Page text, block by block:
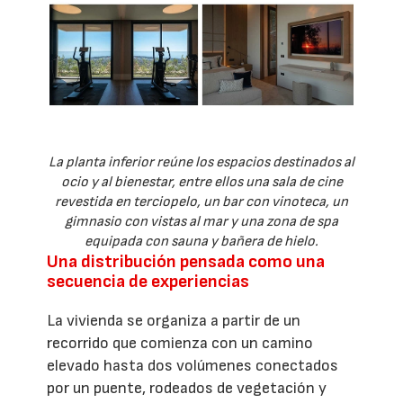
La planta inferior reúne los espacios destinados al
ocio y al bienestar, entre ellos una sala de cine
revestida en terciopelo, un bar con vinoteca, un
gimnasio con vistas al mar y una zona de spa
equipada con sauna y bañera de hielo.
Una distribución pensada como una
secuencia de experiencias
La vivienda se organiza a partir de un
recorrido que comienza con un camino
elevado hasta dos volúmenes conectados
por un puente, rodeados de vegetación y